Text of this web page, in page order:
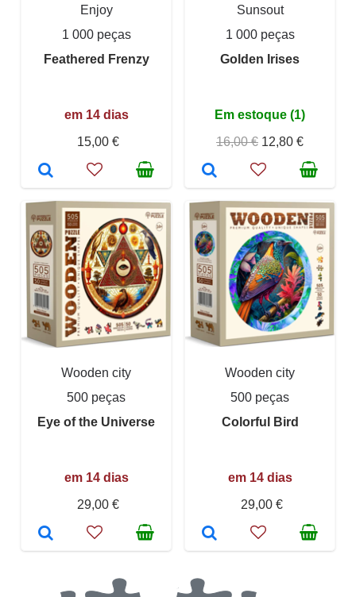
Enjoy
1 000 peças
Feathered Frenzy
em 14 dias
15,00 €
Sunsout
1 000 peças
Golden Irises
Em estoque (1)
16,00 € 12,80 €
Wooden city
500 peças
Eye of the Universe
em 14 dias
29,00 €
Wooden city
500 peças
Colorful Bird
em 14 dias
29,00 €